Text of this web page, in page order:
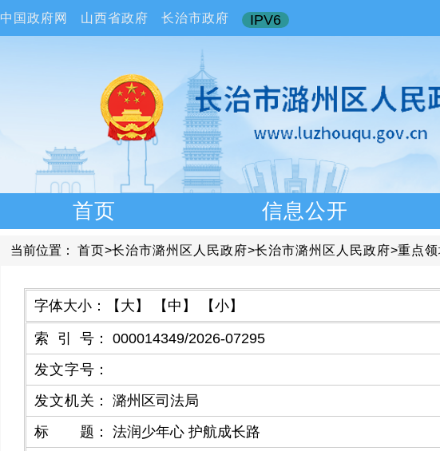
中国政府网 山西省政府 长治市政府 IPV6
首页 信息公开
当前位置： 首页>长治市潞州区人民政府>长治市潞州区人民政府>重点
字体大小： 【大】 【中】 【小】
索引号 ：
000014349/2026-07295
发文字号 ：
发文机关 ： 潞州区司法局
标题 ：
法润少年心 护航成长路